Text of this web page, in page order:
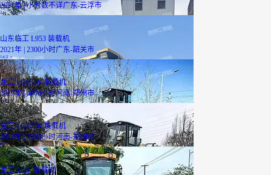
2021年 | 小时数不详广东-云浮市
2万
山东临工 L953 装载机
2021年 | 2300小时广东-韶关市
14.5万
龙工 LG853N 装载机
2017年 | 4000小时河南-郑州市
7.3万
龙工 LG855N 装载机
2018年 | 3500小时河南-郑州市
8.7 万
龙工 932E 装载机